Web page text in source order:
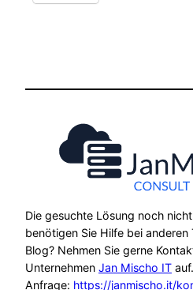
Die gesuchte Lösung noch
benötigen Sie Hilfe bei anderen
Blog? Nehmen Sie gerne
Unternehmen Jan Mischo IT
Anfrage: https://janmischo.it/